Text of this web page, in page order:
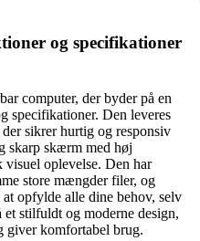
og specifikationer
computer, der byder på en
specifikationer. Den leveres
sikrer hurtig og responsiv
skarp skærm med høj
visuel oplevelse. Den har
store mængder filer, og
opfylde alle dine behov, selv
et stilfuldt og moderne design,
komfortabel brug.